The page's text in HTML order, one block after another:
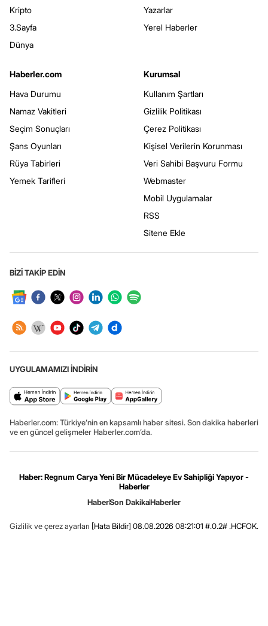
Kripto
3.Sayfa
Dünya
Yazarlar
Yerel Haberler
Haberler.com
Hava Durumu
Namaz Vakitleri
Seçim Sonuçları
Şans Oyunları
Rüya Tabirleri
Yemek Tarifleri
Kurumsal
Kullanım Şartları
Gizlilik Politikası
Çerez Politikası
Kişisel Verilerin Korunması
Veri Sahibi Başvuru Formu
Webmaster
Mobil Uygulamalar
RSS
Sitene Ekle
BİZİ TAKİP EDİN
UYGULAMAMIZI İNDİRİN
Haberler.com: Türkiye’nin en kapsamlı haber sitesi. Son dakika haberleri
ve en güncel gelişmeler Haberler.com’da.
Haber: Regnum Carya Yeni Bir Mücadeleye Ev Sahipliği Yapıyor -
Haberler
HaberSon DakikaHaberler
Gizlilik ve çerez ayarları [Hata Bildir] 08.08.2026 08:21:01 #.0.2# .HCFOK.